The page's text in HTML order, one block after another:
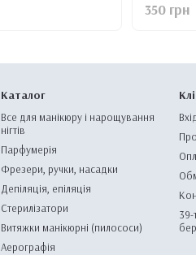
350 грн
Каталог
Все для манікюру і нарощування
нігтів
Парфумерія
Фрезери, ручки, насадки
Депіляція, епіляція
Стерилізатори
Витяжки манікюрні (пилососи)
Аерографія